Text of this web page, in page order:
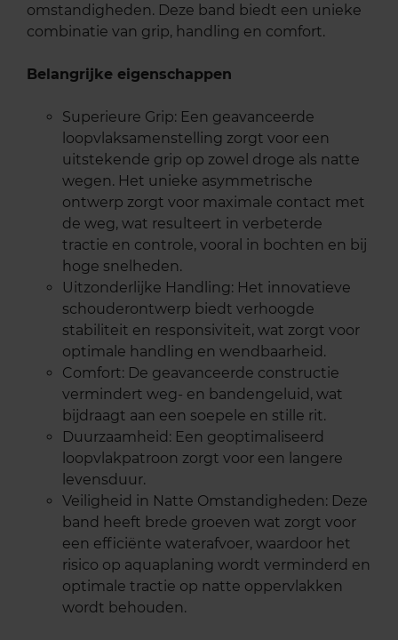
omstandigheden. Deze band biedt een unieke
combinatie van grip, handling en comfort.
Belangrijke eigenschappen
Superieure Grip: Een geavanceerde
loopvlaksamenstelling zorgt voor een
uitstekende grip op zowel droge als natte
wegen. Het unieke asymmetrische
ontwerp zorgt voor maximale contact met
de weg, wat resulteert in verbeterde
tractie en controle, vooral in bochten en bij
hoge snelheden.
Uitzonderlijke Handling: Het innovatieve
schouderontwerp biedt verhoogde
stabiliteit en responsiviteit, wat zorgt voor
optimale handling en wendbaarheid.
Comfort: De geavanceerde constructie
vermindert weg- en bandengeluid, wat
bijdraagt aan een soepele en stille rit.
Duurzaamheid: Een geoptimaliseerd
loopvlakpatroon zorgt voor een langere
levensduur.
Veiligheid in Natte Omstandigheden: Deze
band heeft brede groeven wat zorgt voor
een efficiënte waterafvoer, waardoor het
risico op aquaplaning wordt verminderd en
optimale tractie op natte oppervlakken
wordt behouden.